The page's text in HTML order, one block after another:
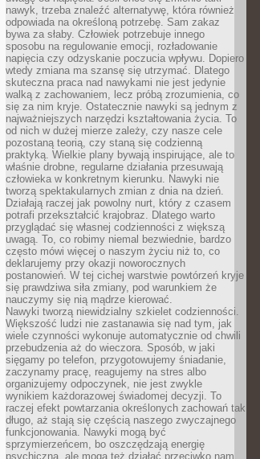
nawyk, trzeba znaleźć alternatywę, która również
odpowiada na określoną potrzebę. Sam zakaz
bywa za słaby. Człowiek potrzebuje innego
sposobu na regulowanie emocji, rozładowanie
napięcia czy odzyskanie poczucia wpływu. Dopiero
wtedy zmiana ma szansę się utrzymać. Dlatego
skuteczna praca nad nawykami nie jest jedynie
walką z zachowaniem, lecz próbą zrozumienia, co
się za nim kryje. Ostatecznie nawyki są jednym z
najważniejszych narzędzi kształtowania życia. To
od nich w dużej mierze zależy, czy nasze cele
pozostaną teorią, czy staną się codzienną
praktyką. Wielkie plany bywają inspirujące, ale to
właśnie drobne, regularne działania przesuwają
człowieka w konkretnym kierunku. Nawyki nie
tworzą spektakularnych zmian z dnia na dzień.
Działają raczej jak powolny nurt, który z czasem
potrafi przekształcić krajobraz. Dlatego warto
przyglądać się własnej codzienności z większą
uwagą. To, co robimy niemal bezwiednie, bardzo
często mówi więcej o naszym życiu niż to, co
deklarujemy przy okazji noworocznych
postanowień. W tej cichej warstwie powtórzeń kryje
się prawdziwa siła zmiany, pod warunkiem że
nauczymy się nią mądrze kierować.
Nawyki tworzą niewidzialny szkielet codzienności.
Większość ludzi nie zastanawia się nad tym, jak
wiele czynności wykonuje automatycznie od chwili
przebudzenia aż do wieczora. Sposób, w jaki
sięgamy po telefon, przygotowujemy śniadanie,
zaczynamy pracę, reagujemy na stres albo
organizujemy odpoczynek, nie jest zwykle
wynikiem każdorazowej świadomej decyzji. To
raczej efekt powtarzania określonych zachowań tak
długo, aż stają się częścią naszego zwyczajnego
funkcjonowania. Nawyki mogą być
sprzymierzeńcem, bo oszczędzają energię
psychiczną, ale mogą też działać przeciwko nam,